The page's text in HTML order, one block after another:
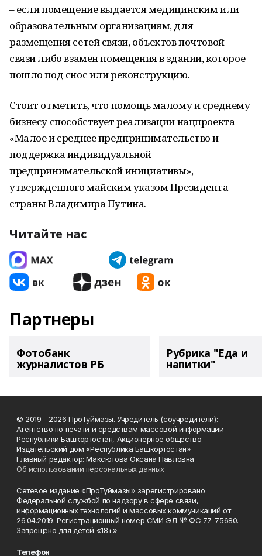
– если помещение выдается медицинским или
образовательным организациям, для
размещения сетей связи, объектов почтовой
связи либо взамен помещения в здании, которое
пошло под снос или реконструкцию.
Стоит отметить, что помощь малому и среднему
бизнесу способствует реализации нацпроекта
«Малое и среднее предпринимательство и
поддержка индивидуальной
предпринимательской инициативы»,
утвержденного майским указом Президента
страны Владимира Путина.
Читайте нас
Партнеры
Фотобанк
журналистов РБ
Рубрика "Еда и
напитки"
© 2019 - 2026 ПроТуймазы. Учредитель (соучредители):
Агентство по печати и средствам массовой информации
Республики Башкортостан, Акционерное общество
Издательский дом «Республика Башкортостан»
Главный редактор: Максютова Оксана Павловна
Об использовании персональных данных
Сетевое издание «ПроТуймазы» зарегистрировано
Федеральной службой по надзору в сфере связи,
информационных технологий и массовых коммуникаций от
26.04.2019. Регистрационный номер СМИ ЭЛ № ФС 77-75680.
Запрещено для детей «18+»
Телефон